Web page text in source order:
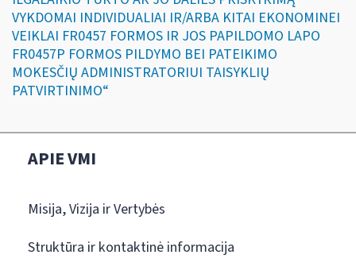
VYKDOMAI INDIVIDUALIAI IR/ARBA KITAI EKONOMINEI
VEIKLAI FR0457 FORMOS IR JOS PAPILDOMO LAPO
FR0457P FORMOS PILDYMO BEI PATEIKIMO
MOKESČIŲ ADMINISTRATORIUI TAISYKLIŲ
PATVIRTINIMO“
APIE VMI
Misija, Vizija ir Vertybės
Struktūra ir kontaktinė informacija